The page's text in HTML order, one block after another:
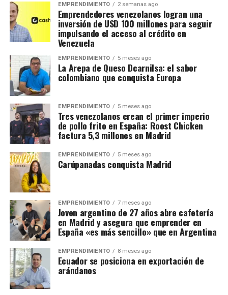
EMPRENDIMIENTO 2 semanas ago
Emprendedores venezolanos logran una
inversión de USD 100 millones para seguir
impulsando el acceso al crédito en
Venezuela
EMPRENDIMIENTO 5 meses ago
La Arepa de Queso Dcarnilsa: el sabor
colombiano que conquista Europa
EMPRENDIMIENTO 5 meses ago
Tres venezolanos crean el primer imperio
de pollo frito en España: Roost Chicken
factura 5,3 millones en Madrid
EMPRENDIMIENTO 5 meses ago
Carúpanadas conquista Madrid
EMPRENDIMIENTO 7 meses ago
Joven argentino de 27 años abre cafetería
en Madrid y asegura que emprender en
España «es más sencillo» que en Argentina
EMPRENDIMIENTO 8 meses ago
Ecuador se posiciona en exportación de
arándanos